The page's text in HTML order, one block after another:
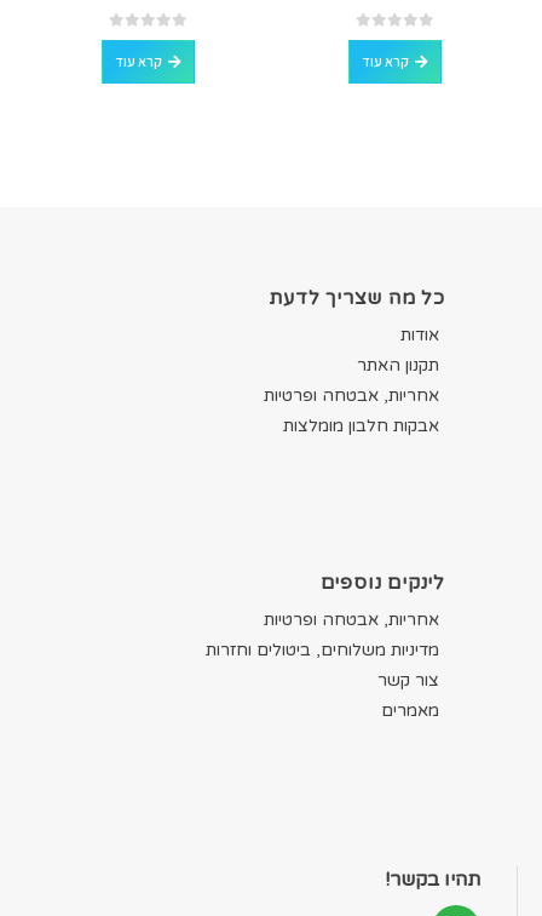
0
out of 5
קרא עוד
0
out of 5
קרא עוד
כל מה שצריך לדעת
אודות
תקנון האתר
אחריות, אבטחה ופרטיות
אבקות חלבון מומלצות
לינקים נוספים
אחריות, אבטחה ופרטיות
מדיניות משלוחים, ביטולים וחזרות
צור קשר
מאמרים
תהיו בקשר!